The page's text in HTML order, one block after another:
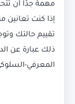
مهمة جدًا أن
إذا كنت تعانين
تقييم حالتك
ذلك عبارة عن
المعرفي-